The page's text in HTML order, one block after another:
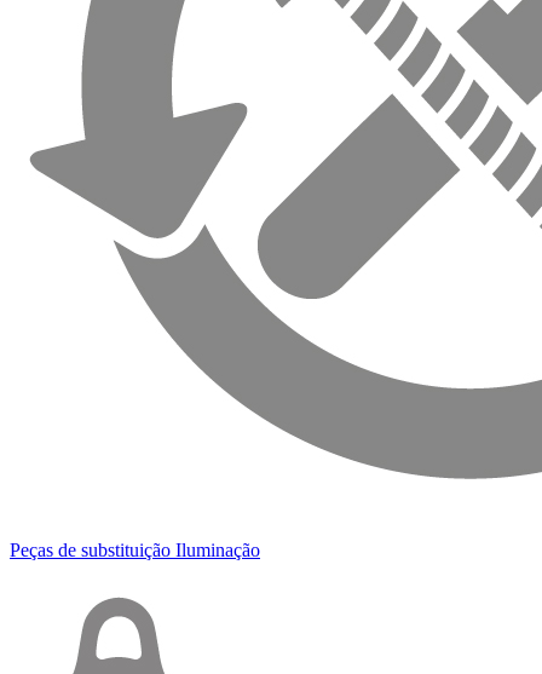
Peças de substituição Iluminação